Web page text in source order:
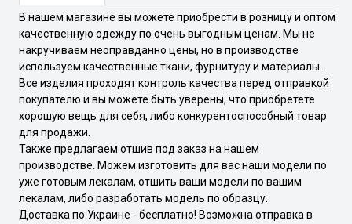
В нашем магазине вы можете приобрести в розницу и оптом
качественную одежду по очень выгодным ценам. Мы не
накручиваем неоправданно цены, но в производстве
используем качественные ткани, фурнитуру и материалы.
Все изделия проходят контроль качества перед отправкой
покупателю и вы можете быть уверены, что приобретете
хорошую вещь для себя, либо конкурентоспособный товар
для продажи.
Также предлагаем отшив под заказ на нашем
производстве. Можем изготовить для вас наши модели по
уже готовым лекалам, отшить ваши модели по вашим
лекалам, либо разработать модель по образцу.
Доставка по Украине - бесплатно! Возможна отправка в